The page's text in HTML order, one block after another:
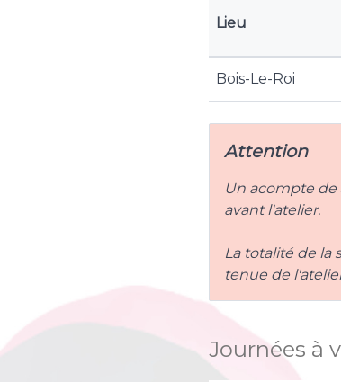
Lieu
Bois-Le-Roi
Attention
Un acompte de
avant l'atelier.
La totalité de la
tenue de
Journées à